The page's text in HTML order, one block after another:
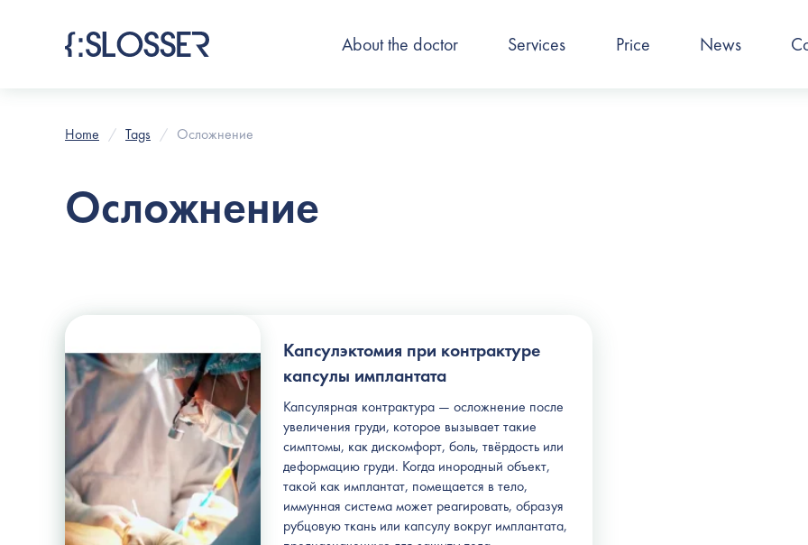
About the doctor Services Price News
Home Tags Осложнение
Осложнение
Капсулэктомия при контрактуре
капсулы имплантата
Капсулярная контрактура — осложнение после
увеличения груди, которое вызывает такие
симптомы, как дискомфорт, боль, твёрдость или
деформацию груди. Когда инородный объект,
такой как имплантат, помещается в тело,
иммунная система может реагировать, образуя
рубцовую ткань или капсулу вокруг имплантата,